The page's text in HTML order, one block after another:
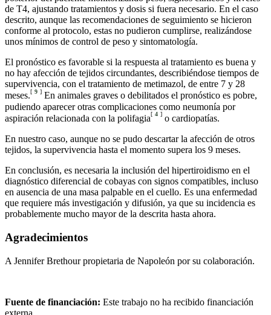
de T4, ajustando tratamientos y dosis si fuera necesario. En el caso
descrito, aunque las recomendaciones de seguimiento se hicieron
conforme al protocolo, estas no pudieron cumplirse, realizándose
unos mínimos de control de peso y sintomatología.
El pronóstico es favorable si la respuesta al tratamiento es buena y
no hay afección de tejidos circundantes, describiéndose tiempos de
supervivencia, con el tratamiento de metimazol, de entre 7 y 28
meses.[ 9 ] En animales graves o debilitados el pronóstico es pobre,
pudiendo aparecer otras complicaciones como neumonía por
aspiración relacionada con la polifagia[ 4 ] o cardiopatías.
En nuestro caso, aunque no se pudo descartar la afección de otros
tejidos, la supervivencia hasta el momento supera los 9 meses.
En conclusión, es necesaria la inclusión del hipertiroidismo en el
diagnóstico diferencial de cobayas con signos compatibles, incluso
en ausencia de una masa palpable en el cuello. Es una enfermedad
que requiere más investigación y difusión, ya que su incidencia es
probablemente mucho mayor de la descrita hasta ahora.
Agradecimientos
A Jennifer Brethour propietaria de Napoleón por su colaboración.
Fuente de financiación: Este trabajo no ha recibido financiación
externa.